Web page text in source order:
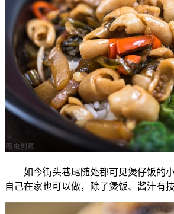
如今街头巷尾随处都可见煲仔饭的
自己在家也可以做，除了煲饭、酱汁有